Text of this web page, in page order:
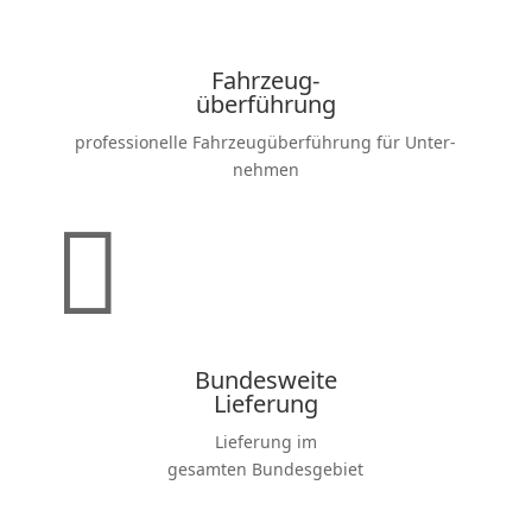
Fahrzeug-
überführung
profes­sio­nelle Fahrzeug­über­führung für Unter­
nehmen

Bundes­weite
Lieferung
Lieferung im
gesamten Bundes­gebiet